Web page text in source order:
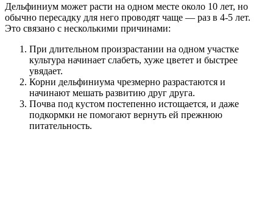
Дельфиниум может расти на одном месте около 10 лет, но
обычно пересадку для него проводят чаще — раз в 4-5 лет.
Это связано с несколькими причинами:
При длительном произрастании на одном участке
культура начинает слабеть, хуже цветет и быстрее
увядает.
Корни дельфиниума чрезмерно разрастаются и
начинают мешать развитию друг друга.
Почва под кустом постепенно истощается, и даже
подкормки не помогают вернуть ей прежнюю
питательность.